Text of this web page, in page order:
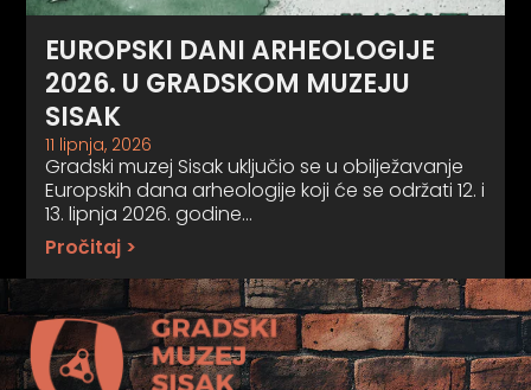
EUROPSKI DANI ARHEOLOGIJE
2026. U GRADSKOM MUZEJU
SISAK
11 lipnja, 2026
Gradski muzej Sisak uključio se u obilježavanje
Europskih dana arheologije koji će se održati 12. i
13. lipnja 2026. godine…
Pročitaj >